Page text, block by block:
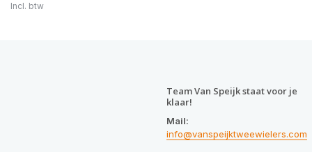
Incl. btw
Team Van Speijk staat voor je
klaar!
Mail:
info@vanspeijktweewielers.com